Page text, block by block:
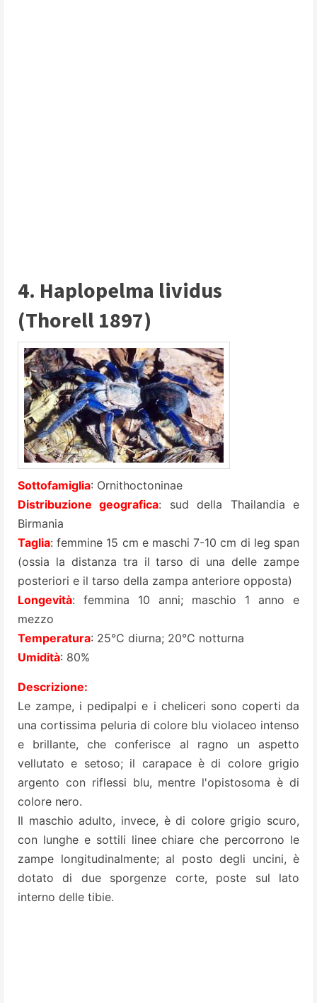
4. Haplopelma lividus
(Thorell 1897)
Sottofamiglia: Ornithoctoninae
Distribuzione geografica: sud della Thailandia e
Birmania
Taglia: femmine 15 cm e maschi 7-10 cm di leg span
(ossia la distanza tra il tarso di una delle zampe
posteriori e il tarso della zampa anteriore opposta)
Longevità: femmina 10 anni; maschio 1 anno e
mezzo
Temperatura: 25°C diurna; 20°C notturna
Umidità: 80%
Descrizione:
Le zampe, i pedipalpi e i cheliceri sono coperti da
una cortissima peluria di colore blu violaceo intenso
e brillante, che conferisce al ragno un aspetto
vellutato e setoso; il carapace è di colore grigio
argento con riflessi blu, mentre l'opistosoma è di
colore nero.
Il maschio adulto, invece, è di colore grigio scuro,
con lunghe e sottili linee chiare che percorrono le
zampe longitudinalmente; al posto degli uncini, è
dotato di due sporgenze corte, poste sul lato
interno delle tibie.